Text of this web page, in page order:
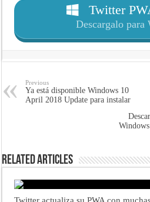
Twitter
Descargalo para
Previous
Ya está disponible Windows 10
April 2018 Update para instalar
Related Articles
Twitter actualiza su PWA con